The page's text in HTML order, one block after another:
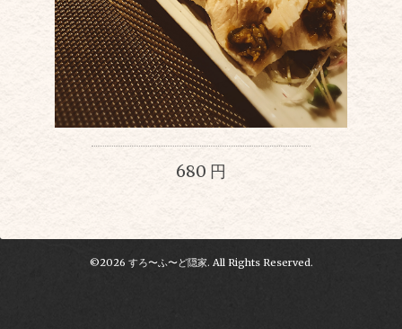
680 円
©2026 すろ〜ふ〜ど隠家. All Rights Reserved.